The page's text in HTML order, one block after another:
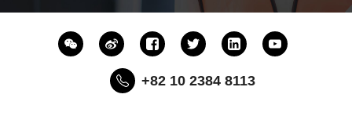
+82 10 2384 8113